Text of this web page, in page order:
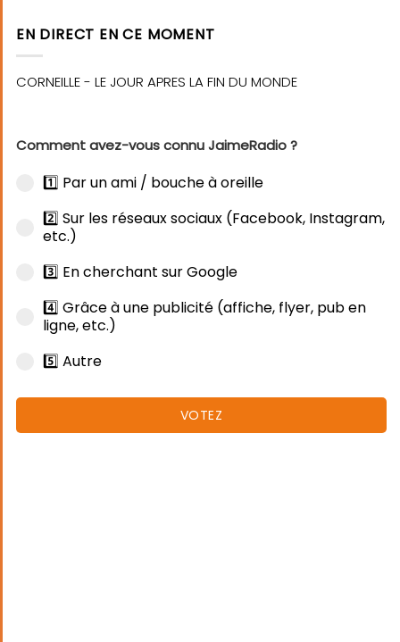
EN DIRECT EN CE MOMENT
Comment avez-vous connu JaimeRadio ?
1️⃣ Par un ami / bouche à oreille
2️⃣ Sur les réseaux sociaux (Facebook, Instagram,
etc.)
3️⃣ En cherchant sur Google
4️⃣ Grâce à une publicité (affiche, flyer, pub en
ligne, etc.)
5️⃣ Autre
VOTEZ